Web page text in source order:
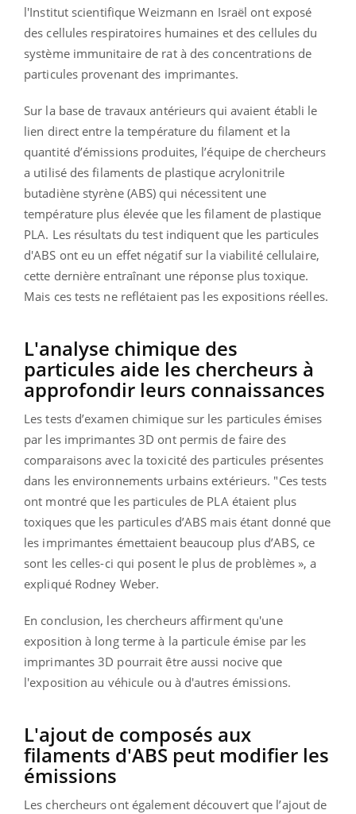
l'Institut scientifique Weizmann en Israël ont exposé
des cellules respiratoires humaines et des cellules du
système immunitaire de rat à des concentrations de
particules provenant des imprimantes.
Sur la base de travaux antérieurs qui avaient établi le
lien direct entre la température du filament et la
quantité d’émissions produites, l’équipe de chercheurs
a utilisé des filaments de plastique acrylonitrile
butadiène styrène (ABS) qui nécessitent une
température plus élevée que les filament de plastique
PLA. Les résultats du test indiquent que les particules
d'ABS ont eu un effet négatif sur la viabilité cellulaire,
cette dernière entraînant une réponse plus toxique.
Mais ces tests ne reflétaient pas les expositions réelles.
L'analyse chimique des
particules aide les chercheurs à
approfondir leurs connaissances
Les tests d’examen chimique sur les particules émises
par les imprimantes 3D ont permis de faire des
comparaisons avec la toxicité des particules présentes
dans les environnements urbains extérieurs. "Ces tests
ont montré que les particules de PLA étaient plus
toxiques que les particules d’ABS mais étant donné que
les imprimantes émettaient beaucoup plus d’ABS, ce
sont les celles-ci qui posent le plus de problèmes », a
expliqué Rodney Weber.
En conclusion, les chercheurs affirment qu'une
exposition à long terme à la particule émise par les
imprimantes 3D pourrait être aussi nocive que
l'exposition au véhicule ou à d'autres émissions.
L'ajout de composés aux
filaments d'ABS peut modifier les
émissions
Les chercheurs ont également découvert que l’ajout de